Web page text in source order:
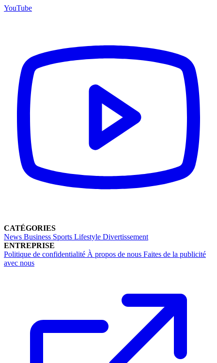
YouTube
CATÉGORIES
News Business Sports Lifestyle Divertissement
ENTREPRISE
Politique de confidentialité À propos de nous Faites de la publicité
avec nous